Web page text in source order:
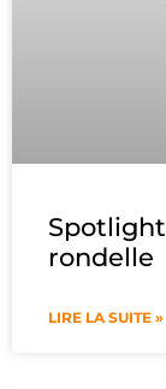
rondelle
LIRE LA SUITE »